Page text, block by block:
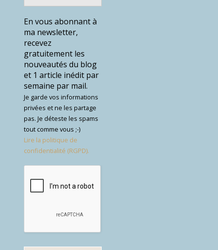
En vous abonnant à
ma newsletter,
recevez
gratuitement les
nouveautés du blog
et 1 article inédit par
semaine par mail.
Je garde vos informations
privées et ne les partage
pas. Je déteste les spams
tout comme vous ;-)
Lire la politique de
confidentialité (RGPD).